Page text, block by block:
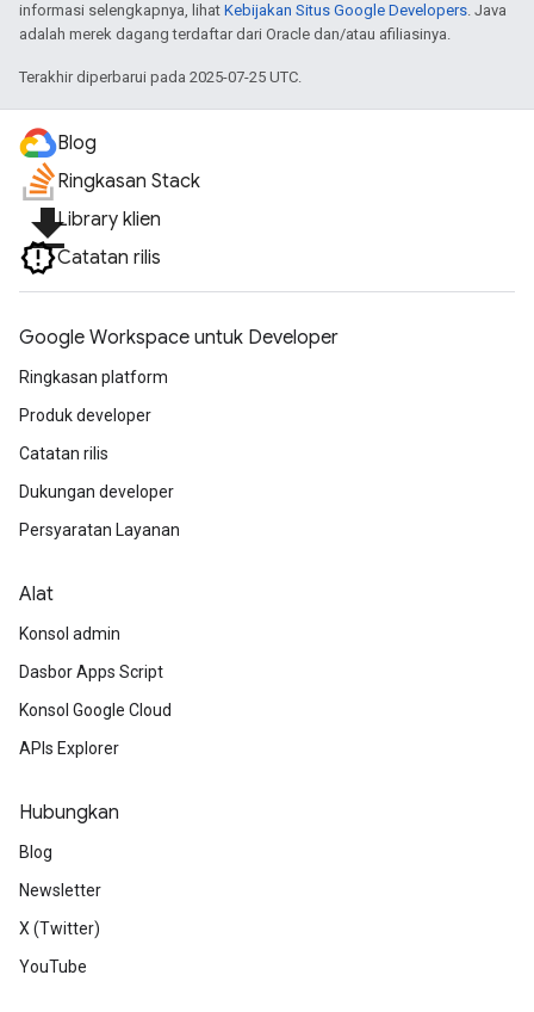
informasi selengkapnya, lihat Kebijakan Situs Google Developers. Java
adalah merek dagang terdaftar dari Oracle dan/atau afiliasinya.
Terakhir diperbarui pada 2025-07-25 UTC.
Blog
Ringkasan Stack
file_downloadLibrary klien
Catatan rilis
Google Workspace untuk Developer
Ringkasan platform
Produk developer
Catatan rilis
Dukungan developer
Persyaratan Layanan
Alat
Konsol admin
Dasbor Apps Script
Konsol Google Cloud
APIs Explorer
Hubungkan
Blog
Newsletter
X (Twitter)
YouTube